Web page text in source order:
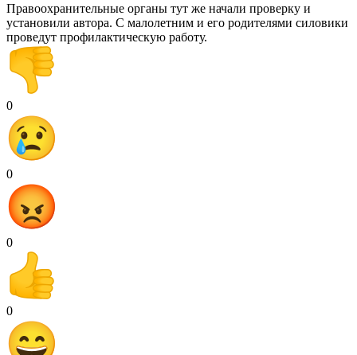
Правоохранительные органы тут же начали проверку и
установили автора. С малолетним и его родителями силовики
проведут профилактическую работу.
0
0
0
0